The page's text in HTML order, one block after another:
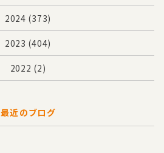
2024 (373)
2023 (404)
2022 (2)
最近のブログ